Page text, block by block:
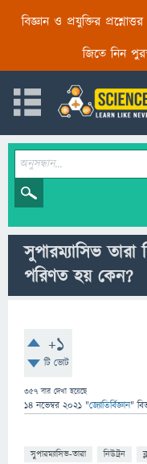
বিজ্ঞান ও প্রযুক্তির
জিতে নিন
সুপারম্যাসিভ তারা
পরিণত হয় কেন?
+1
টি ভোট
357 বার দেখা হয়েছে
14 নভেম্বর 2021 "জ্যোতির্বিজ্ঞান"
সুপারম্যাসিভ-তারা নিউট্রন